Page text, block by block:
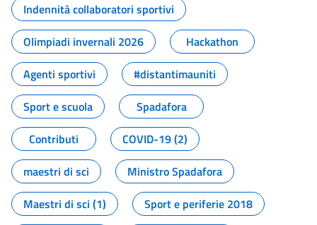
Indennità collaboratori sportivi
Olimpiadi invernali 2026
Hackathon
Agenti sportivi
#distantimauniti
Sport e scuola
Spadafora
Contributi
COVID-19 (2)
maestri di sci
Ministro Spadafora
Maestri di sci (1)
Sport e periferie 2018